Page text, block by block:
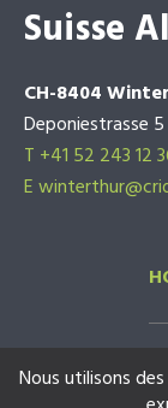
Suisse
CH-8404
Deponiestrasse 5
T +41 52 243 12
E
Nous utilisons